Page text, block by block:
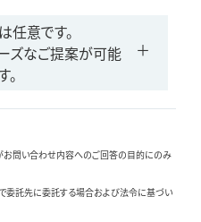
任意です。
ズなご提案が可能
。
お問い合わせ内容へのご回答の目的にのみ
委託先に委託する場合および法令に基づい